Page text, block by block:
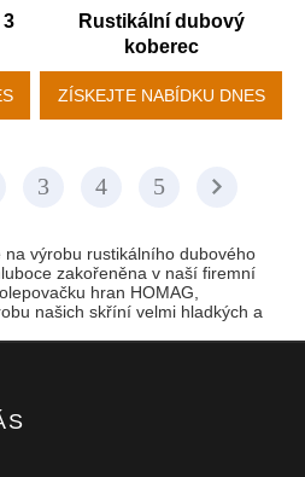
Rustikální dubový
koberec
ZÍSKEJTE NABÍDKU DNES
3 4 5
výrobu rustikálního dubového
zakořeněna v naší firemní
hran HOMAG,
našich skříní velmi hladkých a